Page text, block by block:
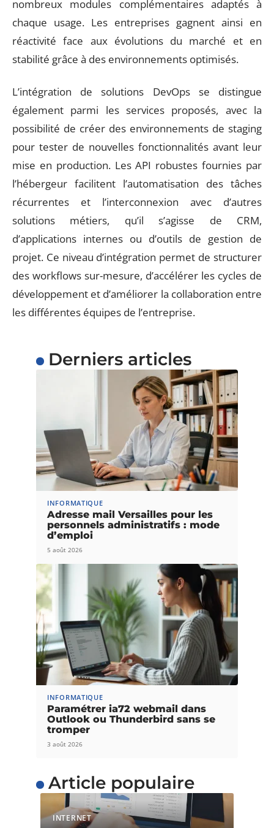
nombreux modules complémentaires adaptés à
chaque usage. Les entreprises gagnent ainsi en
réactivité face aux évolutions du marché et en
stabilité grâce à des environnements optimisés.
L’intégration de solutions DevOps se distingue
également parmi les services proposés, avec la
possibilité de créer des environnements de staging
pour tester de nouvelles fonctionnalités avant leur
mise en production. Les API robustes fournies par
l’hébergeur facilitent l’automatisation des tâches
récurrentes et l’interconnexion avec d’autres
solutions métiers, qu’il s’agisse de CRM,
d’applications internes ou d’outils de gestion de
projet. Ce niveau d’intégration permet de structurer
des workflows sur-mesure, d’accélérer les cycles de
développement et d’améliorer la collaboration entre
les différentes équipes de l’entreprise.
Derniers articles
INFORMATIQUE
Adresse mail Versailles pour les
personnels administratifs : mode
d’emploi
5 août 2026
INFORMATIQUE
Paramétrer ia72 webmail dans
Outlook ou Thunderbird sans se
tromper
3 août 2026
Article populaire
INTERNET